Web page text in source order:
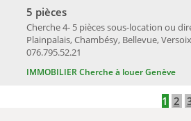
IMMOBILIER Cherche à louer Genève
Cherche 4- 5 pièces sous-location ou
Plainpalais, Chambésy, Bellevue,
076.795.52.21
5 pièces
1 2